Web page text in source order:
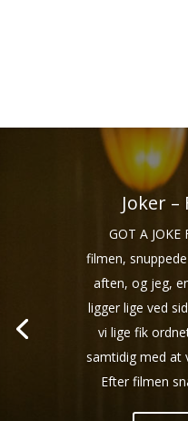
Joker –
GOT A JOKE
filmen,
aften, og jeg,
ligger lige ved
vi lige fik
samtidig med at
Efter filmen